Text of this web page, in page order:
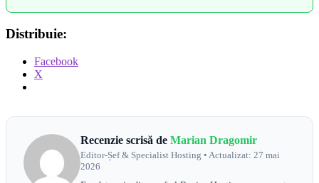
Distribuie:
Facebook
X
Recenzie scrisă de Marian Dragomir
Editor-Șef & Specialist Hosting • Actualizat: 27 mai
2026